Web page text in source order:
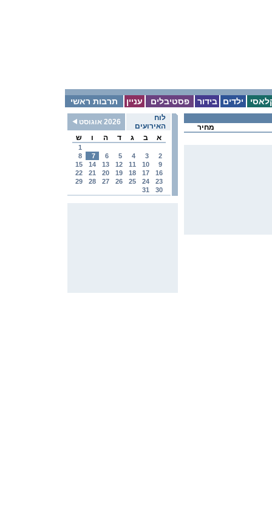
תרבות ראשי עניין פסטיבלים בידור ילדים
לוח
האירועים
2026 אוגוסט
א
ב ג ד ה ו ש
1
2
3
4
5
6
7
8
9
10
11
12
13
14
15
16
17
18
19
20
21
22
23
24
25
26
27
28
29
30
31
מחיר